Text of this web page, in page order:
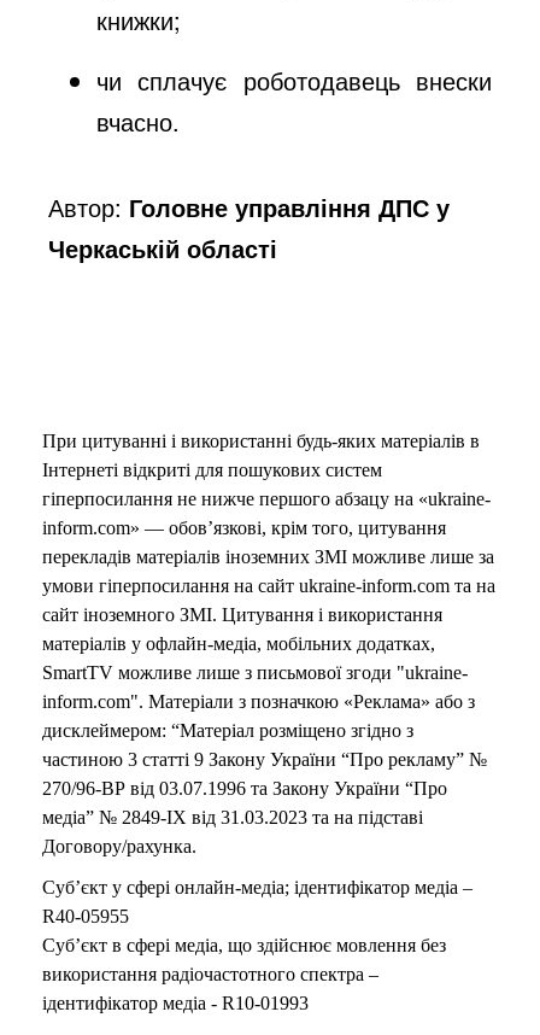
книжки;
чи сплачує роботодавець внески
вчасно.
Автор: Головне управління ДПС у
Черкаській області
При цитуванні і використанні будь-яких матеріалів в
Інтернеті відкриті для пошукових систем
гіперпосилання не нижче першого абзацу на «ukraine-
inform.com» — обов’язкові, крім того, цитування
перекладів матеріалів іноземних ЗМІ можливе лише за
умови гіперпосилання на сайт ukraine-inform.com та на
сайт іноземного ЗМІ. Цитування і використання
матеріалів у офлайн-медіа, мобільних додатках,
SmartTV можливе лише з письмової згоди "ukraine-
inform.com". Матеріали з позначкою «Реклама» або з
дисклеймером: “Матеріал розміщено згідно з
частиною 3 статті 9 Закону України “Про рекламу” №
270/96-ВР від 03.07.1996 та Закону України “Про
медіа” № 2849-IX від 31.03.2023 та на підставі
Договору/рахунка.
Суб’єкт у сфері онлайн-медіа; ідентифікатор медіа –
R40-05955
Суб’єкт в сфері медіа, що здійснює мовлення без
використання радіочастотного спектра –
ідентифікатор медіа - R10-01993